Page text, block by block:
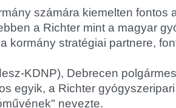
számára kiemelten fontos
a Richter mint a magyar
kormány stratégiai partnere,
KDNP), Debrecen
egyik, a Richter
nevezte.